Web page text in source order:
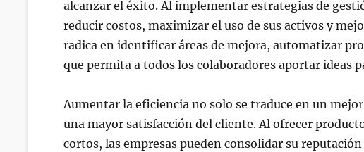
alcanzar el éxito. Al implementar estrategias de
reducir costos, maximizar el uso de sus activos y
radica en identificar áreas de mejora, automatizar
que permita a todos los colaboradores aportar ideas
Aumentar la eficiencia no solo se traduce en un
una mayor satisfacción del cliente. Al ofrecer
cortos, las empresas pueden consolidar su